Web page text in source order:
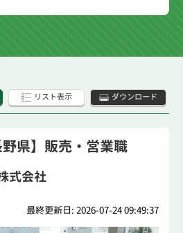
リスト表示 ダウンロード
野県】販売・営業職
式会社
最終更新日: 2026-07-24 09:49:37